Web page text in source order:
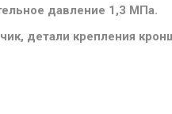
давление 1,3 МПа.
детали крепления